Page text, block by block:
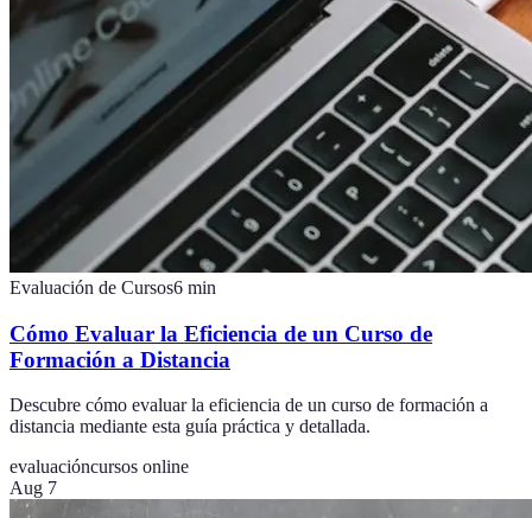
Evaluación de Cursos6 min
Cómo Evaluar la Eficiencia de un Curso de
Formación a Distancia
Descubre cómo evaluar la eficiencia de un curso de formación a
distancia mediante esta guía práctica y detallada.
evaluacióncursos online
Aug 7